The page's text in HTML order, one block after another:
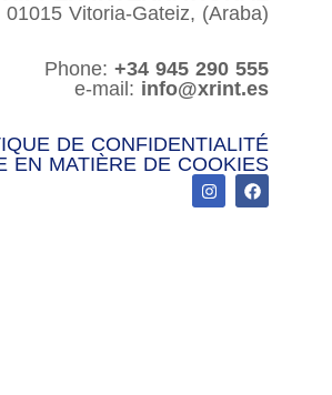
Vitoria-Gateiz, (Araba)
Phone: +34 945 290 555
e-mail: info@xrint.es
DE CONFIDENTIALITÉ
EN MATIÈRE DE COOKIES